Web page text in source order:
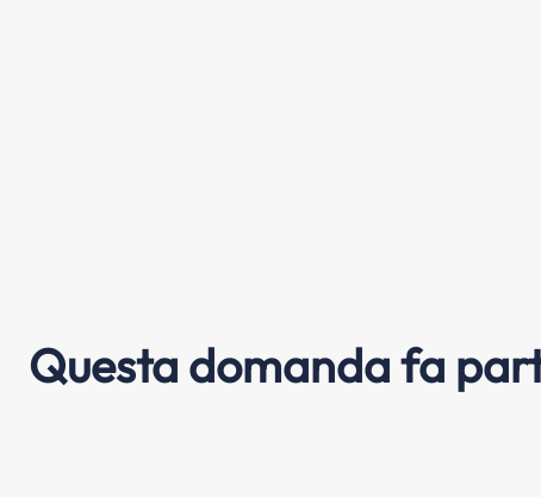
Questa domanda fa